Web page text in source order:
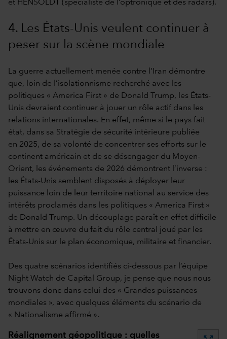
et HENSOLDT (spécialiste de l’optronique et des radars).
4. Les États-Unis veulent continuer à
peser sur la scène mondiale
La guerre actuellement menée contre l’Iran démontre
que, loin de l’isolationnisme recherché avec les
politiques « America First » de Donald Trump, les États-
Unis devraient continuer à jouer un rôle actif dans les
relations internationales. En effet, même si le pays fait
état, dans sa Stratégie de sécurité intérieure publiée
en 2025, de sa volonté de concentrer ses efforts sur le
continent américain et de se désengager du Moyen-
Orient, les événements de 2026 démontrent l’inverse :
les États-Unis semblent disposés à déployer leur
puissance loin de leur territoire national au service des
intérêts proclamés dans les politiques « America First »
de Donald Trump. Un découplage paraît en effet difficile
à mettre en œuvre du fait du rôle central joué par les
États-Unis sur le plan économique, militaire et financier.
Des quatre scénarios identifiés ci-dessous par l’équipe
Night Watch de Capital Group, je pense que nous nous
trouvons donc dans celui des « Grandes puissances
mondiales », avec quelques éléments du scénario de
« Nationalisme affirmé ».
Réalignement géopolitique : quelles